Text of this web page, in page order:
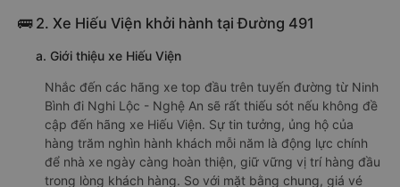
🚌 2. Xe Hiếu Viện khởi hành tại Đường 491
a. Giới thiệu xe Hiếu Viện
Nhắc đến các hãng xe top đầu trên tuyến đường từ Ninh
Bình đi Nghi Lộc - Nghệ An sẽ rất thiếu sót nếu không đề
cập đến hãng xe Hiếu Viện. Sự tin tưởng, ủng hộ của
hàng trăm nghìn hành khách mỗi năm là động lực chính
để nhà xe ngày càng hoàn thiện, giữ vững vị trí hàng đầu
trong lòng khách hàng. So với mặt bằng chung, giá vé